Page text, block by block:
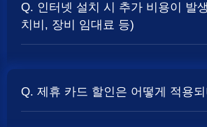
보통 500Mbps 또는 1Gbps 인터넷을
할 때 현금 사은품및 상품권 혜택이 더
Q. 인터넷 설치 시 추가 비용이 발
치비, 장비 임대료 등)
청구되는 경우가 많습니다. 다만, 인터
Q. 제휴 카드 할인은 어떻게 적용